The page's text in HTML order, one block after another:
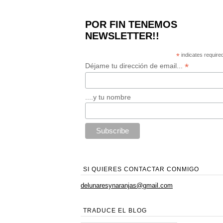
POR FIN TENEMOS
NEWSLETTER!!
* indicates
Déjame tu dirección de email... *
....y tu nombre
SI QUIERES CONTACTAR CONMIGO
delunaresynaranjas@gmail.com
TRADUCE EL BLOG